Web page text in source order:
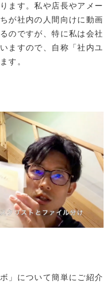
ます。私や店長やアメー
が社内の人間向けに動画
のですが、特に私は会社
ますので、自称「社内ユ
す。
」について簡単にご紹介